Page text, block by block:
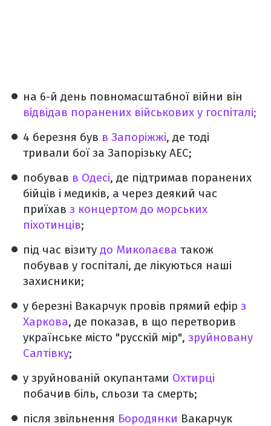
на 6-й день повномасштабної війни він
відвідав поранених військових у госпіталі;
4 березня був в Запоріжжі, де тоді
тривали бої за Запорізьку АЕС;
побував в Одесі, де підтримав поранених
бійців і медиків, а через деякий час
приїхав з концертом до морських
піхотинців;
під час візиту до Миколаєва також
побував у госпіталі, де лікуються наші
захисники;
у березні Вакарчук провів прямий ефір з
Харкова, де показав, в що перетворив
українське місто "русскій мір", зруйновану
Салтівку;
у зруйнованій окупантами Охтирці
побачив біль, сльози та смерть;
після звільнення Бородянки Вакарчук